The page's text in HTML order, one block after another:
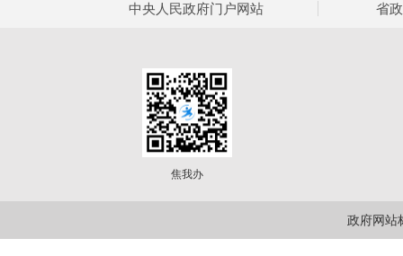
中央人民政府门户网站 省
焦我办
政府网站